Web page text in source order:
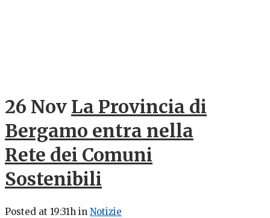
26 Nov La Provincia di
Bergamo entra nella
Rete dei Comuni
Sostenibili
Posted at 19:31h in Notizie